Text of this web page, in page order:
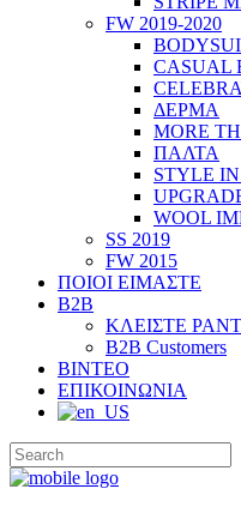
FW 2019-2020
CASUAL
ΔΕΡΜΑ
MORE
ΠΑΛΤΑ
STYLE
WOOL
SS 2019
FW 2015
ΠΟΙΟΙ ΕΙΜΑΣΤΕ
B2B
ΚΛΕΙΣΤΕ
B2B Customers
ΒΙΝΤΕΟ
ΕΠΙΚΟΙΝΩΝΙΑ